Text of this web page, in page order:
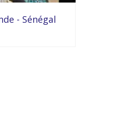
- Sénégal